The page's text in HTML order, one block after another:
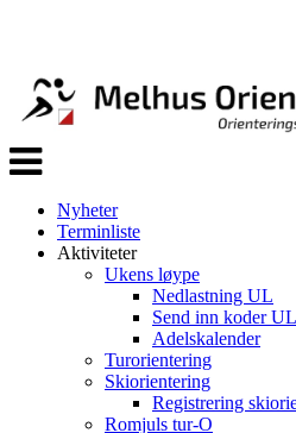
Veksle
navigasjon
Nyheter
Terminliste
Aktiviteter
Ukens løype
Nedlastning UL
Send inn koder UL
Adelskalender
Turorientering
Skiorientering
Registrering
Romjuls tur-O